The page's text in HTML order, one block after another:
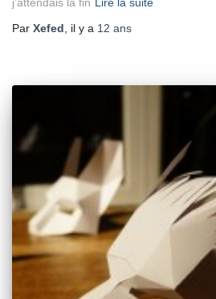
Par Xefed , il y a 12 ans